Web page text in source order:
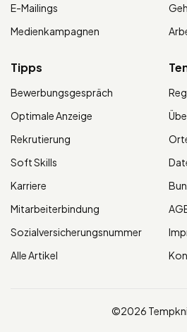
E-Mailings
Medienkampagnen
Tipps
Bewerbungsgespräch
Optimale Anzeige
Rekrutierung
Soft Skills
Karriere
Mitarbeiterbindung
Sozialversicherungsnummer
Alle Artikel
©2026